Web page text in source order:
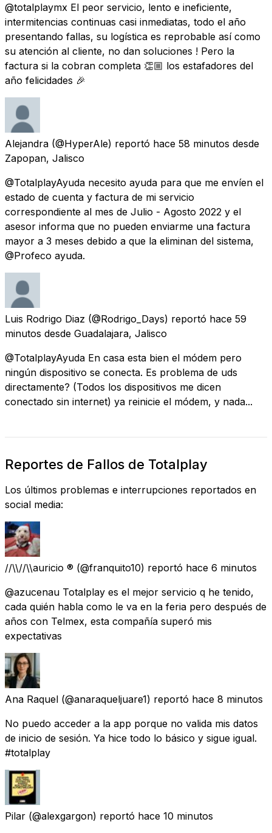
@totalplaymx El peor servicio, lento e ineficiente,
intermitencias continuas casi inmediatas, todo el año
presentando fallas, su logística es reprobable así como
su atención al cliente, no dan soluciones ! Pero la
factura si la cobran completa 👏🏼 los estafadores del
año felicidades 🎉
Alejandra (@HyperAle) reportó hace 58 minutos desde
Zapopan, Jalisco
@TotalplayAyuda necesito ayuda para que me envíen el
estado de cuenta y factura de mi servicio
correspondiente al mes de Julio - Agosto 2022 y el
asesor informa que no pueden enviarme una factura
mayor a 3 meses debido a que la eliminan del sistema,
@Profeco ayuda.
Luis Rodrigo Diaz (@Rodrigo_Days) reportó hace 59
minutos desde Guadalajara, Jalisco
@TotalplayAyuda En casa esta bien el módem pero
ningún dispositivo se conecta. Es problema de uds
directamente? (Todos los dispositivos me dicen
conectado sin internet) ya reinicie el módem, y nada...
Reportes de Fallos de Totalplay
Los últimos problemas e interrupciones reportados en
social media:
//\\//\\auricio ® (@franquito10) reportó hace 6 minutos
@azucenau Totalplay es el mejor servicio q he tenido,
cada quién habla como le va en la feria pero después de
años con Telmex, esta compañía superó mis
expectativas
Ana Raquel (@anaraqueljuare1) reportó hace 8 minutos
No puedo acceder a la app porque no valida mis datos
de inicio de sesión. Ya hice todo lo básico y sigue igual.
#totalplay
Pilar (@alexgargon) reportó hace 10 minutos